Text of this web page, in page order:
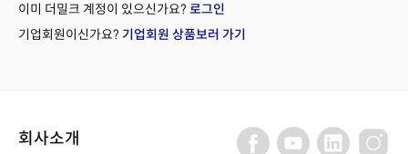
이미 더밀크 계정이 있으신가요? 로그인
기업회원이신가요? 기업회원 상품보러 가기
회사소개